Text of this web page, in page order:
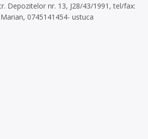
Depozitelor nr. 13, J28/43/1991, tel/fax:
0745141454- ustuca